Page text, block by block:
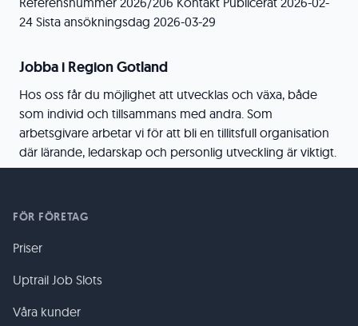
24 Sista ansökningsdag 2026-03-29
Jobba i Region Gotland
Hos oss får du möjlighet att utvecklas och växa, både
som individ och tillsammans med andra. Som
arbetsgivare arbetar vi för att bli en tillitsfull organisation
där lärande, ledarskap och personlig utveckling är viktigt.
FÖR FÖRETAG
Priser
Uptrail Job Slots
Våra kunder